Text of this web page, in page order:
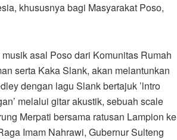
khususnya bagi Masyarakat Poso,
asal Poso dari Komunitas Rumah
serta Kaka Slank, akan melantunkan
dengan lagu Slank bertajuk ’lntro
melalui gitar akustik, sebuah scale
Merpati bersama ratusan Lampion ke
Imam Nahrawi, Gubernur Sulteng